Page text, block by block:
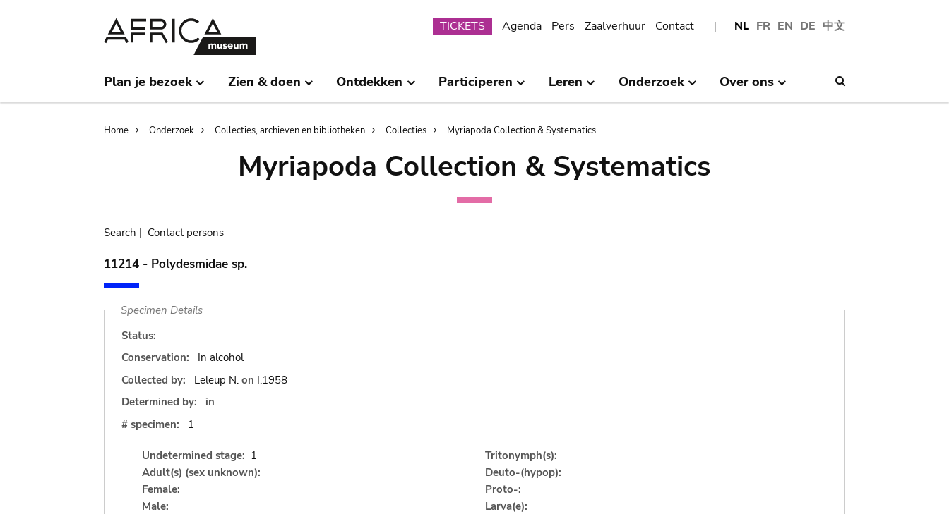
NL FR EN DE 中文
Submenu
TICKETS Agenda Pers Zaalverhuur Contact
Plan je bezoek Zien & doen Ontdekken Participeren Leren Onderzoek Over ons
Breadcrumb
Home Onderzoek Collecties, archieven en bibliotheken Collecties Myriapoda Collection & Systematics
Myriapoda Collection & Systematics
Search | Contact persons
11214 - Polydesmidae sp.
Specimen Details
Status:
Conservation:
In alcohol
Collected by:
Leleup N. on I.1958
Determined by:
in
# specimen:
1
Undetermined stage: 1
Adult(s) (sex unknown):
Female:
Male:
Tritonymph(s):
Deuto-(hypop):
Proto-:
Larva(e):